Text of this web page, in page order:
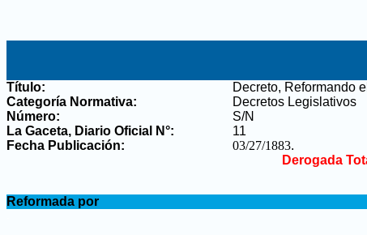
Título: Decreto, Reformando
Categoría Normativa:
Decretos Legislativos
Número:
S/N
La Gaceta, Diario Oficial N°:
11
Fecha Publicación:
03/27/1883.
Derogada
Reformada por